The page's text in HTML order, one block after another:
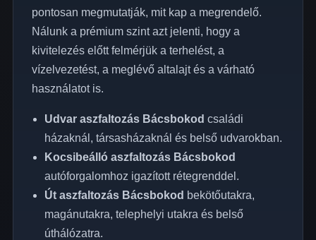
pontosan megmutatják, mit kap a megrendelő.
Nálunk a prémium szint azt jelenti, hogy a
kivitelezés előtt felmérjük a terhelést, a
vízelvezetést, a meglévő altalajt és a várható
használatot is.
Udvar aszfaltozás Bácsbokod családi
házaknál, társasházaknál és belső udvarokban.
Kocsibeálló aszfaltozás Bácsbokod
autóforgalomhoz igazított rétegrenddel.
Út aszfaltozás Bácsbokod bekötőutakra,
magánutakra, telephelyi utakra és belső
úthálózatra.